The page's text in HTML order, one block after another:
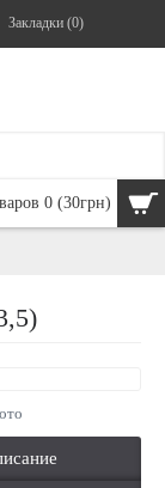
Закладки (0)
0 (30грн)